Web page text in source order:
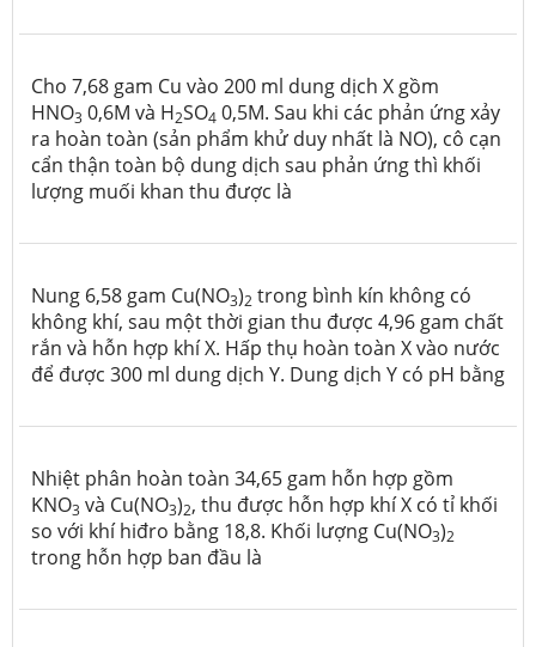
Cho 7,68 gam Cu vào 200 ml dung dịch X gồm
HNO3 0,6M và H2SO4 0,5M. Sau khi các phản ứng xảy
ra hoàn toàn (sản phẩm khử duy nhất là NO), cô cạn
cẩn thận toàn bộ dung dịch sau phản ứng thì khối
lượng muối khan thu được là
Nung 6,58 gam Cu(NO3)2 trong bình kín không có
không khí, sau một thời gian thu được 4,96 gam chất
rắn và hỗn hợp khí X. Hấp thụ hoàn toàn X vào nước
để được 300 ml dung dịch Y. Dung dịch Y có pH bằng
Nhiệt phân hoàn toàn 34,65 gam hỗn hợp gồm
KNO3 và Cu(NO3)2, thu được hỗn hợp khí X có tỉ khối
so với khí hiđro bằng 18,8. Khối lượng Cu(NO3)2
trong hỗn hợp ban đầu là